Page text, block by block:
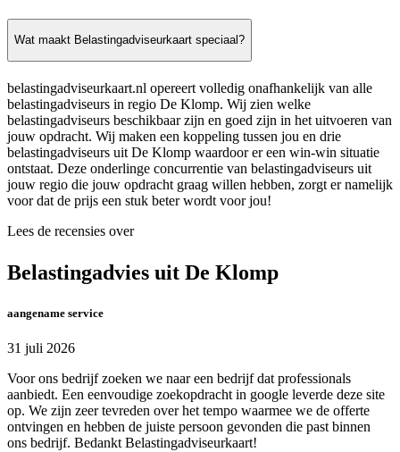
Wat maakt Belastingadviseurkaart speciaal?
belastingadviseurkaart.nl opereert volledig onafhankelijk van alle
belastingadviseurs in regio De Klomp. Wij zien welke
belastingadviseurs beschikbaar zijn en goed zijn in het uitvoeren van
jouw opdracht. Wij maken een koppeling tussen jou en drie
belastingadviseurs uit De Klomp waardoor er een win-win situatie
ontstaat. Deze onderlinge concurrentie van belastingadviseurs uit
jouw regio die jouw opdracht graag willen hebben, zorgt er namelijk
voor dat de prijs een stuk beter wordt voor jou!
Lees de recensies over
Belastingadvies uit De Klomp
aangename service
31 juli 2026
Voor ons bedrijf zoeken we naar een bedrijf dat professionals
aanbiedt. Een eenvoudige zoekopdracht in google leverde deze site
op. We zijn zeer tevreden over het tempo waarmee we de offerte
ontvingen en hebben de juiste persoon gevonden die past binnen
ons bedrijf. Bedankt Belastingadviseurkaart!